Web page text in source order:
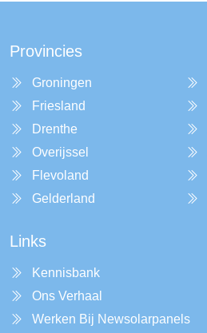
Provincies
Groningen
Friesland
Drenthe
Overijssel
Flevoland
Gelderland
Links
Kennisbank
Ons Verhaal
Werken Bij Newsolarpanels